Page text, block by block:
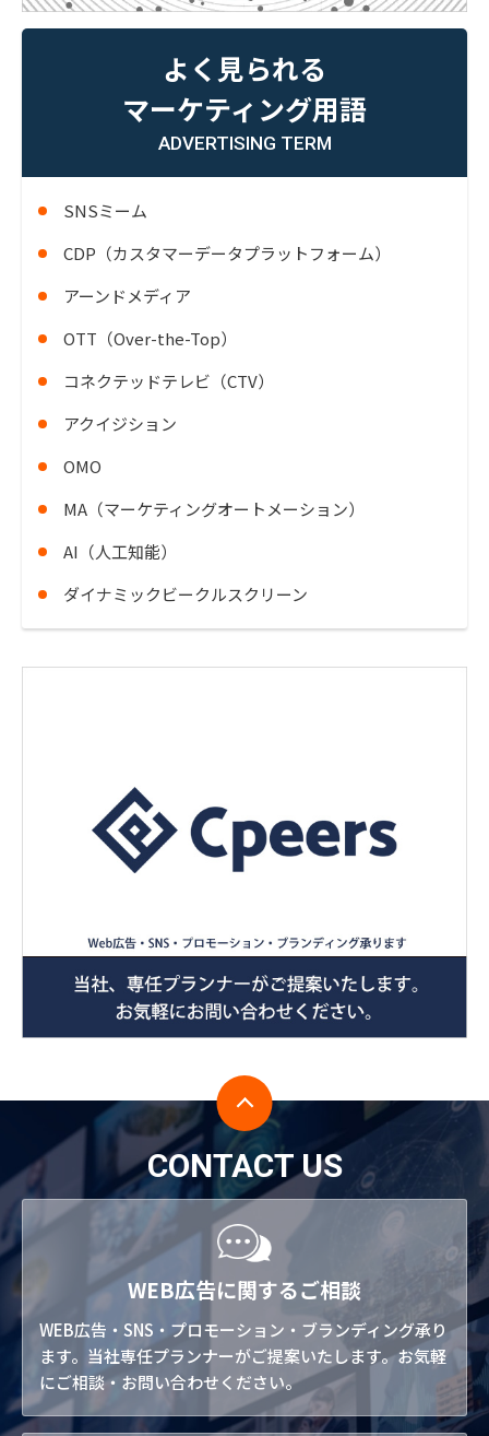
よく見られる
マーケティング用語
ADVERTISING TERM
SNSミーム
CDP（カスタマーデータプラットフォーム）
アーンドメディア
OTT（Over-the-Top）
コネクテッドテレビ（CTV）
アクイジション
OMO
MA（マーケティングオートメーション）
AI（人工知能）
ダイナミックビークルスクリーン
CONTACT US
WEB広告に関するご相談
WEB広告・SNS・プロモーション・ブランディング承り
ます。当社専任プランナーがご提案いたします。お気軽
にご相談・お問い合わせください。